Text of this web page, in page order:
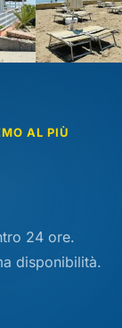
AL PIÙ
24 ore.
disponibilità.